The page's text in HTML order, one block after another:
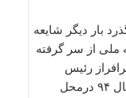
گذرد بار دیگر شایعه
ملی از سر گرفته
رئیس
سازمان صدا و سیما در روزهای پایانی سال ۹۴ درمحل